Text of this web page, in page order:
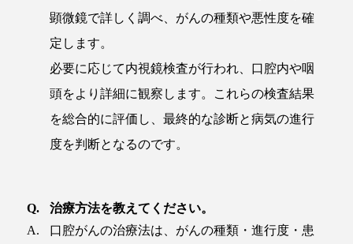
顕微鏡で詳しく調べ、がんの種類や悪性度を確
定します。
必要に応じて内視鏡検査が行われ、口腔内や咽
頭をより詳細に観察します。これらの検査結果
を総合的に評価し、最終的な診断と病気の進行
度を判断となるのです。
治療方法を教えてください。
口腔がんの治療法は、がんの種類・進行度・患